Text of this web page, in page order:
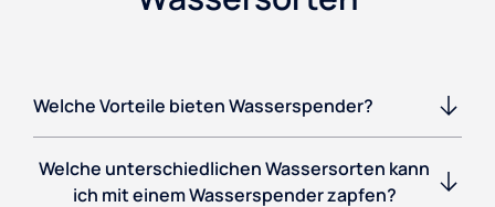
Welche Vorteile bieten Wasserspender?
Welche unterschiedlichen Wassersorten kann
ich mit einem Wasserspender zapfen?